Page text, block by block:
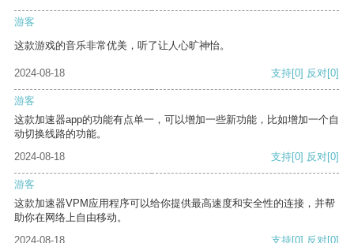
游客
这款游戏的音乐非常优美，听了让人心旷神怡。
2024-08-18 支持[0] 反对[0]
游客
这款加速器app的功能有点单一，可以增加一些新功能，比如增加一个自
动切换线路的功能。
2024-08-18
支持[0] 反对[0]
游客
这款加速器VPM应用程序可以给你提供最高速度和安全性的连接，并帮
助你在网络上自由移动。
2024-08-18
支持[0] 反对[0]